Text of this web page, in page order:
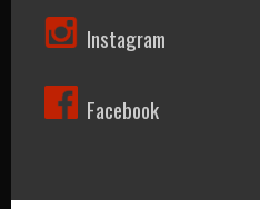
Instagram
Facebook